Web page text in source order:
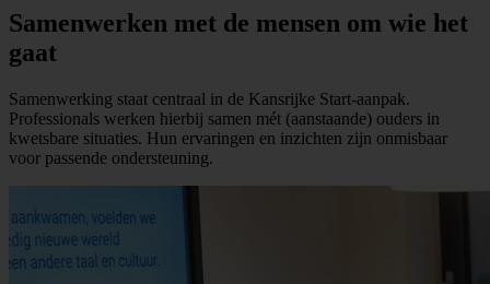
Samenwerken met de mensen om wie het
gaat
Samenwerking staat centraal in de Kansrijke Start-aanpak.
Professionals werken hierbij samen mét (aanstaande) ouders in
kwetsbare situaties. Hun ervaringen en inzichten zijn onmisbaar
voor passende ondersteuning.